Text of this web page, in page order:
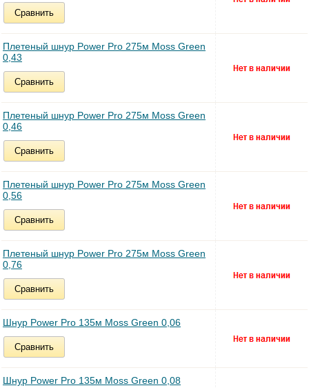
Сравнить
Плетеный шнур Power Pro 275м Moss Green
0,43
Сравнить
Плетеный шнур Power Pro 275м Moss Green
0,46
Сравнить
Плетеный шнур Power Pro 275м Moss Green
0,56
Сравнить
Плетеный шнур Power Pro 275м Moss Green
0,76
Сравнить
Шнур Power Pro 135м Moss Green 0,06
Сравнить
Шнур Power Pro 135м Moss Green 0,08